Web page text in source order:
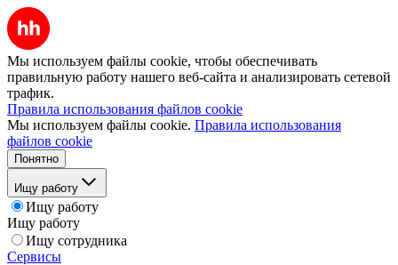
Мы используем файлы cookie, чтобы обеспечивать
правильную работу нашего веб-сайта и анализировать сетевой
трафик.
Правила использования файлов cookie
Мы используем файлы cookie. Правила использования
файлов cookie
Понятно
Ищу работу
Ищу работу
Ищу работу
Ищу сотрудника
Сервисы